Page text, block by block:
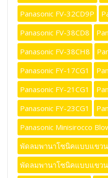
Panasonic FV-32CD9P
Panasonic FV-38CD8
Panasonic FV-38CH8
Panasonic FY-17CG1
Panasonic FY-21CG1
Panasonic FY-23CG1
Panasonic Minisirocco
พัดลมพานาโซนิคแบบแขวน
พัดลมพานาโซนิคแบบแขวน